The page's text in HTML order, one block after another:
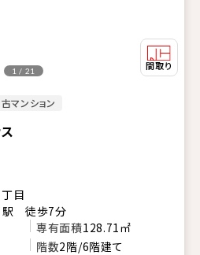
マンション
1 / 21
目
駅 徒歩7分
専有面積128.71㎡
階数2階/6階建て